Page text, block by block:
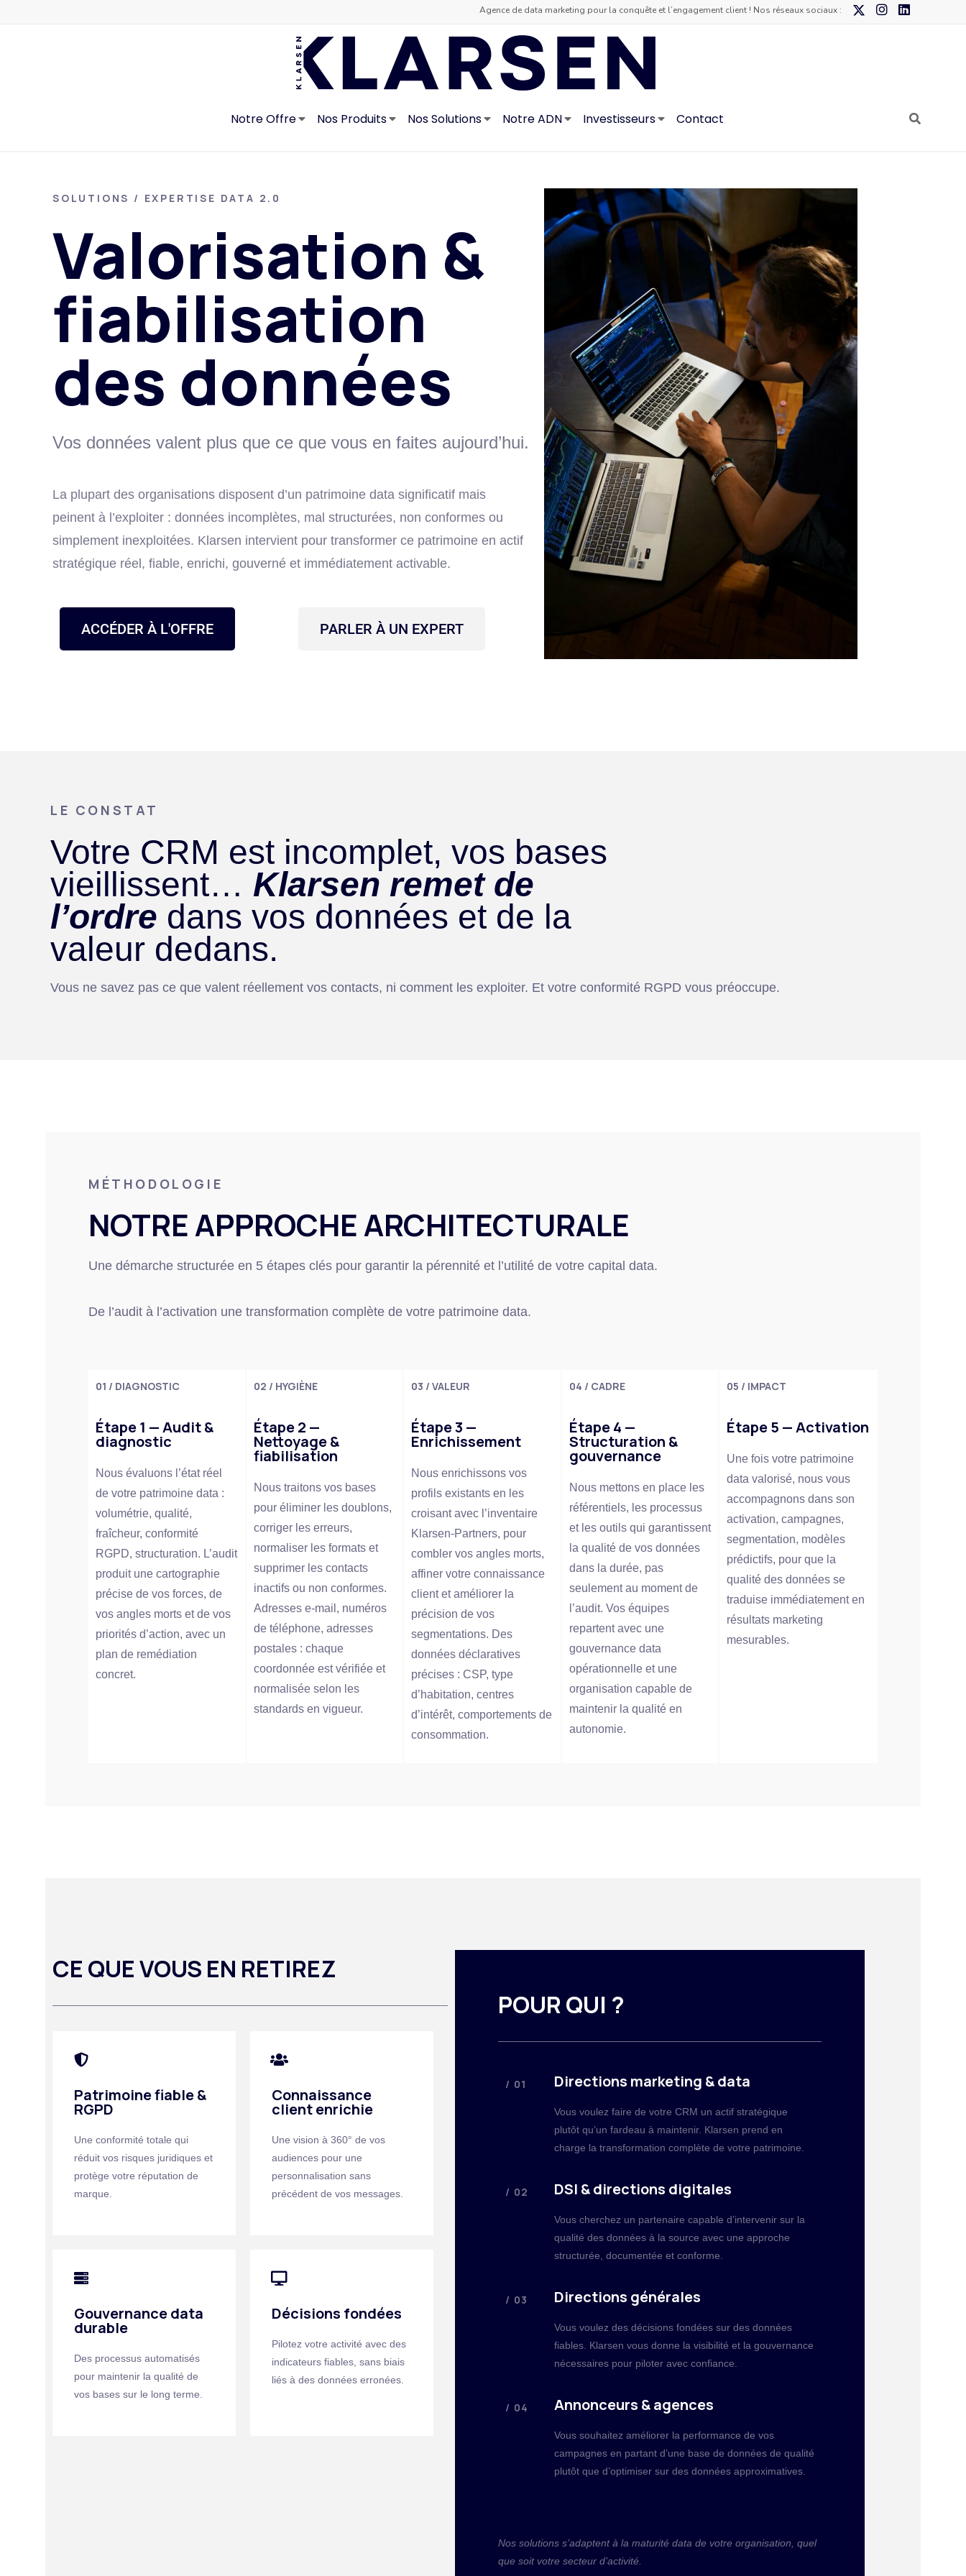
Agence de data marketing pour la conquête et l’engagement client ! Nos réseaux sociaux :
Notre Offre Nos Produits Nos Solutions Notre ADN Investisseurs Contact
SOLUTIONS / EXPERTISE DATA 2.0
Valorisation &
fiabilisation
des données
Vos données valent plus que ce que vous en faites aujourd’hui.
La plupart des organisations disposent d’un patrimoine data significatif mais
peinent à l’exploiter : données incomplètes, mal structurées, non conformes ou
simplement inexploitées. Klarsen intervient pour transformer ce patrimoine en actif
stratégique réel, fiable, enrichi, gouverné et immédiatement activable.
ACCÉDER À L'OFFRE PARLER À UN EXPERT
LE CONSTAT
Votre CRM est incomplet, vos bases
vieillissent… Klarsen remet de
l’ordre dans vos données et de la
valeur dedans.
Vous ne savez pas ce que valent réellement vos contacts, ni comment les exploiter. Et votre conformité RGPD vous préoccupe.
MÉTHODOLOGIE
NOTRE APPROCHE ARCHITECTURALE
Une démarche structurée en 5 étapes clés pour garantir la pérennité et l’utilité de votre capital data.
De l’audit à l’activation une transformation complète de votre patrimoine data.
01 / DIAGNOSTIC
Étape 1 — Audit &
diagnostic
Nous évaluons l’état réel
de votre patrimoine data :
volumétrie, qualité,
fraîcheur, conformité
RGPD, structuration. L’audit
produit une cartographie
précise de vos forces, de
vos angles morts et de vos
priorités d’action, avec un
plan de remédiation
concret.
02 / HYGIÈNE
Étape 2 —
Nettoyage &
fiabilisation
Nous traitons vos bases
pour éliminer les doublons,
corriger les erreurs,
normaliser les formats et
supprimer les contacts
inactifs ou non conformes.
Adresses e-mail, numéros
de téléphone, adresses
postales : chaque
coordonnée est vérifiée et
normalisée selon les
standards en vigueur.
03 / VALEUR
Étape 3 —
Enrichissement
Nous enrichissons vos
profils existants en les
croisant avec l’inventaire
Klarsen-Partners, pour
combler vos angles morts,
affiner votre connaissance
client et améliorer la
précision de vos
segmentations. Des
données déclaratives
précises : CSP, type
d’habitation, centres
d’intérêt, comportements de
consommation.
04 / CADRE
Étape 4 —
Structuration &
gouvernance
Nous mettons en place les
référentiels, les processus
et les outils qui garantissent
la qualité de vos données
dans la durée, pas
seulement au moment de
l’audit. Vos équipes
repartent avec une
gouvernance data
opérationnelle et une
organisation capable de
maintenir la qualité en
autonomie.
05 / IMPACT
Étape 5 — Activation
Une fois votre patrimoine
data valorisé, nous vous
accompagnons dans son
activation, campagnes,
segmentation, modèles
prédictifs, pour que la
qualité des données se
traduise immédiatement en
résultats marketing
mesurables.
CE QUE VOUS EN RETIREZ
Patrimoine fiable &
RGPD
Une conformité totale qui
réduit vos risques juridiques et
protège votre réputation de
marque.
Connaissance
client enrichie
Une vision à 360° de vos
audiences pour une
personnalisation sans
précédent de vos messages.
Gouvernance data
durable
Des processus automatisés
pour maintenir la qualité de
vos bases sur le long terme.
Décisions fondées
Pilotez votre activité avec des
indicateurs fiables, sans biais
liés à des données erronées.
POUR QUI ?
/ 01 Directions marketing & data
Vous voulez faire de votre CRM un actif stratégique
plutôt qu’un fardeau à maintenir. Klarsen prend en
charge la transformation complète de votre patrimoine.
/ 02 DSI & directions digitales
Vous cherchez un partenaire capable d’intervenir sur la
qualité des données à la source avec une approche
structurée, documentée et conforme.
/ 03 Directions générales
Vous voulez des décisions fondées sur des données
fiables. Klarsen vous donne la visibilité et la gouvernance
nécessaires pour piloter avec confiance.
/ 04 Annonceurs & agences
Vous souhaitez améliorer la performance de vos
campagnes en partant d’une base de données de qualité
plutôt que d’optimiser sur des données approximatives.
Nos solutions s’adaptent à la maturité data de votre organisation, quel
que soit votre secteur d’activité.